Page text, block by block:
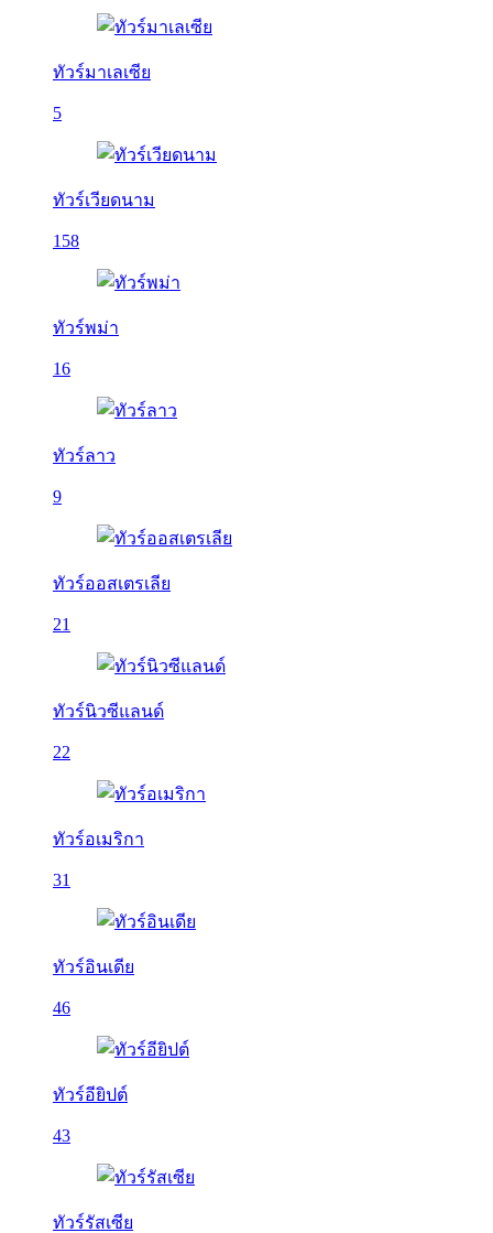
ทัวร์มาเลเซีย
5
ทัวร์เวียดนาม
158
ทัวร์พม่า
16
ทัวร์ลาว
9
ทัวร์ออสเตรเลีย
21
ทัวร์นิวซีแลนด์
22
ทัวร์อเมริกา
31
ทัวร์อินเดีย
46
ทัวร์อียิปต์
43
ทัวร์รัสเซีย